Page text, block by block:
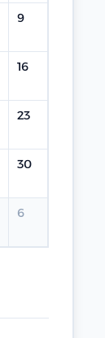
9
16
23
30
6